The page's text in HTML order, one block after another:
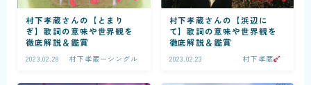
村下孝蔵さんの【とまり
ぎ】歌詞の意味や世界観を
徹底解説＆鑑賞
2023.02.28 村下孝蔵ーシングル
村下孝蔵さんの【浜辺に
て】歌詞の意味や世界観を
徹底解説＆鑑賞
2023.02.23 村下孝蔵